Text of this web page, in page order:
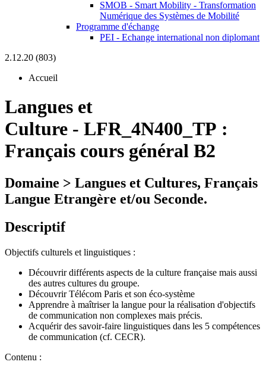
SMOB - Smart Mobility - Transformation
Numérique des Systèmes de Mobilité
Programme d'échange
PEI - Echange international non diplomant
2.12.20 (803)
Accueil
Langues et
Culture - LFR_4N400_TP :
Français cours général B2
Domaine > Langues et Cultures, Français
Langue Etrangère et/ou Seconde.
Descriptif
Objectifs culturels et linguistiques :
Découvrir différents aspects de la culture française mais aussi
des autres cultures du groupe.
Découvrir Télécom Paris et son éco-système
Apprendre à maîtriser la langue pour la réalisation d'objectifs
de communication non complexes mais précis.
Acquérir des savoir-faire linguistiques dans les 5 compétences
de communication (cf. CECR).
Contenu :